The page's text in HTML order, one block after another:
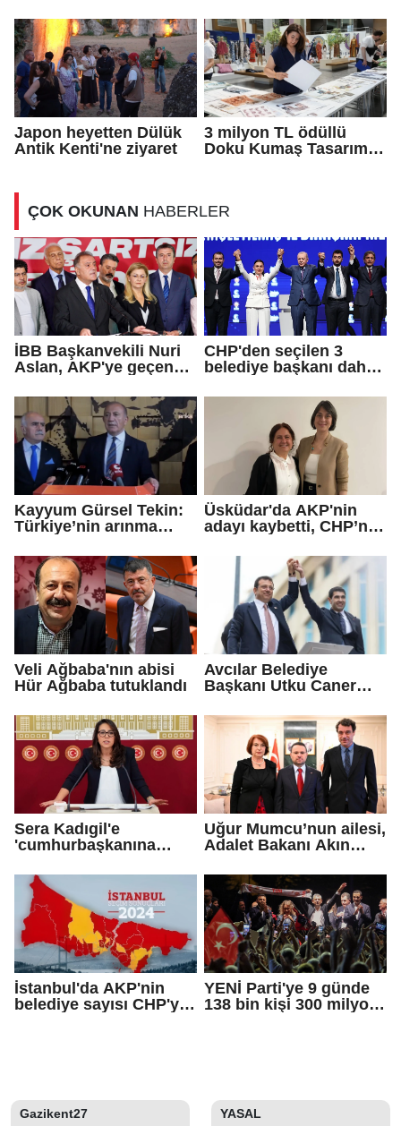
Japon heyetten Dülük
Antik Kenti'ne ziyaret
3 milyon TL ödüllü
Doku Kumaş Tasarım
ÇOK OKUNAN HABERLER
İBB Başkanvekili Nuri
Aslan, AKP'ye geçen
iddialarına yanıt verdi
CHP'den seçilen 3
belediye başkanı daha
Kayyum Gürsel Tekin:
Türkiye’nin arınma
geldiniz...
Üsküdar'da AKP'nin
adayı kaybetti, CHP’nin
Çetinkaya Başkan
Vekili seçildi
Veli Ağbaba'nın abisi
Hür Ağbaba tutuklandı
Avcılar Belediye
Başkanı Utku Caner
kararı
Sera Kadıgil'e
'cumhurbaşkanına
soruşturması
Uğur Mumcu’nun ailesi,
Adalet Bakanı Akın
İstanbul'da AKP'nin
belediye sayısı CHP'yi
YENİ Parti'ye 9 günde
138 bin kişi 300 milyon
Gazikent27 YASAL